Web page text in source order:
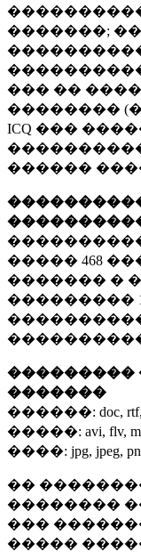
�������;
��� ��
��������
ICQ ���
������
����� 468
������� �
���������
���������
�������
������: doc,
�����: avi, flv,
����: jpg, jpeg,
��
��������
���
�����